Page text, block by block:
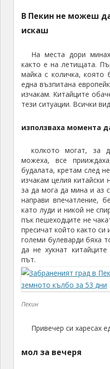
искаш
както е на летищата.
майка с количка, която
една възпитана
изчакам. Китайците
тези ситуации. Всички
можеха, все
будалата, кретам след
изчакам целия китайски
за да мога да мина и аз
направи впечатление,
като луди и никой не
пък пешеходците не
пресичат който както си
големи булеварди бяха
да не хукнат
път.
Пекин